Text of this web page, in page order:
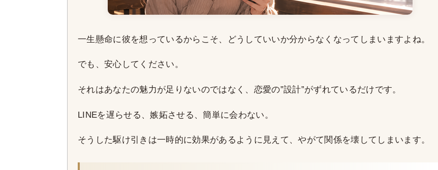
一生懸命に彼を想っているからこそ、どうしていいか分からなくなってしまいますよね。
でも、安心してください。
それはあなたの魅力が足りないのではなく、恋愛の”設計”がずれているだけです。
LINEを遅らせる、嫉妬させる、簡単に会わない。
そうした駆け引きは一時的に効果があるように見えて、やがて関係を壊してしまいます。